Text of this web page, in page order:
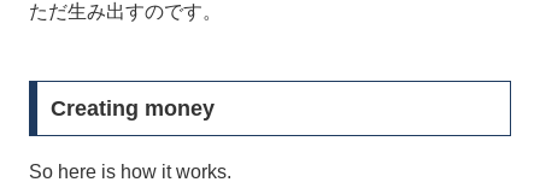
ただ生み出すのです。
Creating money
So here is how it works.